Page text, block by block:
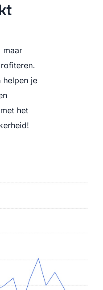
maar
helpen je
het